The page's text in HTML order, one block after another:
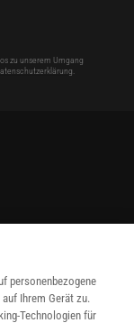
zu unserem Umgang
personenbezogene
Ihrem Gerät zu.
Technologien für